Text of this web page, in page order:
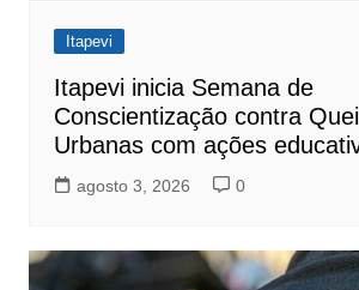
Itapevi
Itapevi inicia Semana de
Conscientização contra
Urbanas com ações
agosto 3, 2026 0